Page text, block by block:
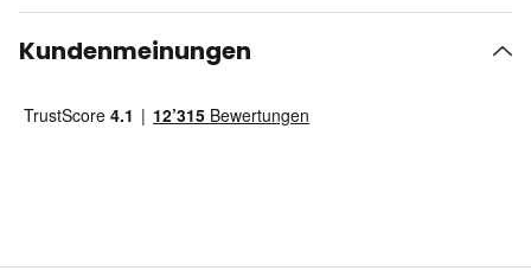
Kundenmeinungen